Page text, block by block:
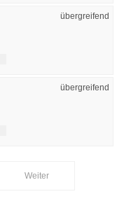
übergreifend
übergreifend
Weiter